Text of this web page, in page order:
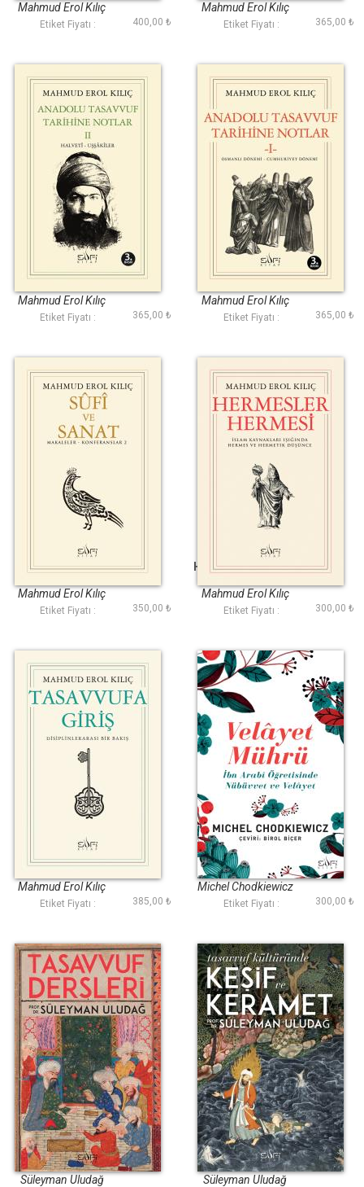
Mahmud Erol Kılıç
Etiket Fiyatı : 400,00 ₺
Mahmud Erol Kılıç
Etiket Fiyatı : 365,00 ₺
Anadolu Tasavvuf
Mahmud Erol Kılıç
Etiket Fiyatı : 365,00 ₺
Anadolu Tasavvuf
Mahmud Erol Kılıç
Etiket Fiyatı : 365,00 ₺
Sufi ve Sanat
Mahmud Erol Kılıç
Etiket Fiyatı : 350,00 ₺
Hermesler Hermesi
Mahmud Erol Kılıç
Etiket Fiyatı : 300,00 ₺
Tasavvufa Giriş
Mahmud Erol Kılıç
Etiket Fiyatı : 385,00 ₺
Velayet Mührü
Michel Chodkiewicz
Etiket Fiyatı : 300,00 ₺
Tasavvuf Dersleri
Süleyman Uludağ
Keşif ve Kerâmet
Süleyman Uludağ